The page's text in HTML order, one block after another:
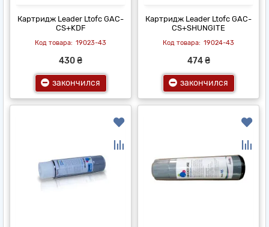
Картридж Leader Ltofc GAC-
CS+KDF
19023-43
430 ₴
закончился
Картридж Leader Ltofc GAC-
CS+SHUNGITE
19024-43
474 ₴
закончился